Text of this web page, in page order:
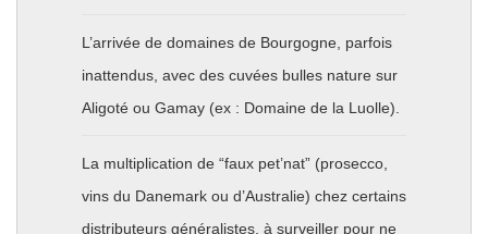
L’arrivée de domaines de Bourgogne, parfois
inattendus, avec des cuvées bulles nature sur
Aligoté ou Gamay (ex : Domaine de la Luolle).
La multiplication de “faux pet’nat” (prosecco,
vins du Danemark ou d’Australie) chez certains
distributeurs généralistes, à surveiller pour ne